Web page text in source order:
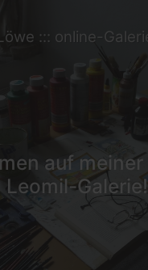
::: online-
auf
Leomil-